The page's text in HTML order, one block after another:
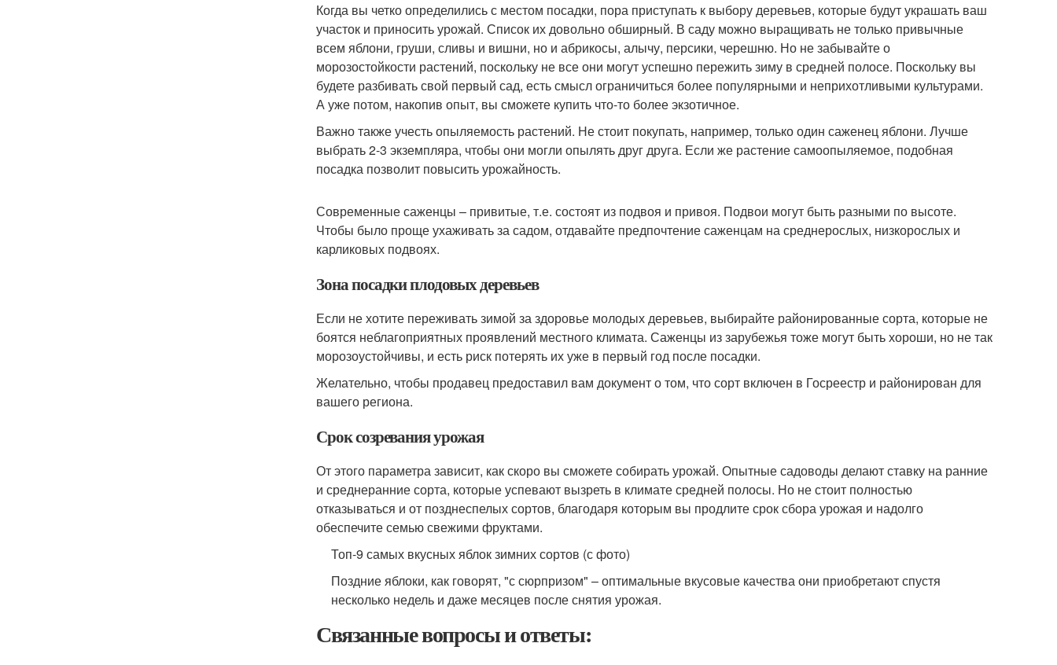
Когда вы четко определились с местом посадки, пора приступать к выбору деревьев, которые будут украшать ваш
участок и приносить урожай. Список их довольно обширный. В саду можно выращивать не только привычные
всем яблони, груши, сливы и вишни, но и абрикосы, алычу, персики, черешню. Но не забывайте о
морозостойкости растений, поскольку не все они могут успешно пережить зиму в средней полосе. Поскольку вы
будете разбивать свой первый сад, есть смысл ограничиться более популярными и неприхотливыми культурами.
А уже потом, накопив опыт, вы сможете купить что-то более экзотичное.
Важно также учесть опыляемость растений. Не стоит покупать, например, только один саженец яблони. Лучше
выбрать 2-3 экземпляра, чтобы они могли опылять друг друга. Если же растение самоопыляемое, подобная
посадка позволит повысить урожайность.
Современные саженцы – привитые, т.е. состоят из подвоя и привоя. Подвои могут быть разными по высоте.
Чтобы было проще ухаживать за садом, отдавайте предпочтение саженцам на среднерослых, низкорослых и
карликовых подвоях.
Зона посадки плодовых деревьев
Если не хотите переживать зимой за здоровье молодых деревьев, выбирайте районированные сорта, которые не
боятся неблагоприятных проявлений местного климата. Саженцы из зарубежья тоже могут быть хороши, но не так
морозоустойчивы, и есть риск потерять их уже в первый год после посадки.
Желательно, чтобы продавец предоставил вам документ о том, что сорт включен в Госреестр и районирован для
вашего региона.
Срок созревания урожая
От этого параметра зависит, как скоро вы сможете собирать урожай. Опытные садоводы делают ставку на ранние
и среднеранние сорта, которые успевают вызреть в климате средней полосы. Но не стоит полностью
отказываться и от позднеспелых сортов, благодаря которым вы продлите срок сбора урожая и надолго
обеспечите семью свежими фруктами.
Топ-9 самых вкусных яблок зимних сортов (с фото)
Поздние яблоки, как говорят, "с сюрпризом" – оптимальные вкусовые качества они приобретают спустя
несколько недель и даже месяцев после снятия урожая.
Связанные вопросы и ответы: